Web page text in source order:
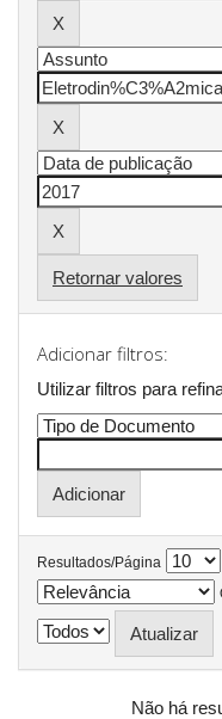
Retornar valores
Adicionar filtros:
Utilizar filtros para
Resultados/Página
Não há